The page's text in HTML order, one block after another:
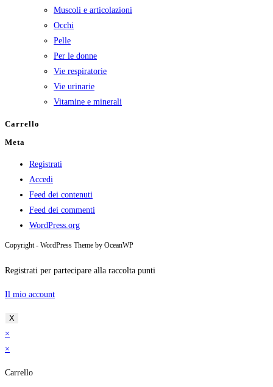
Muscoli e articolazioni
Occhi
Pelle
Per le donne
Vie respiratorie
Vie urinarie
Vitamine e minerali
Carrello
Meta
Registrati
Accedi
Feed dei contenuti
Feed dei commenti
WordPress.org
Copyright - WordPress Theme by OceanWP
Registrati per partecipare alla raccolta punti
Il mio account
X
×
×
Carrello